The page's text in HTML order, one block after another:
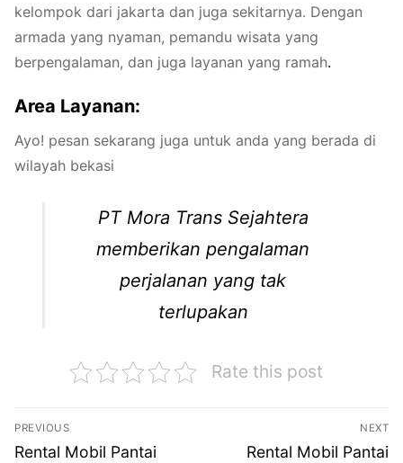
kelompok dari jakarta dan juga sekitarnya. Dengan
armada yang nyaman, pemandu wisata yang
berpengalaman, dan juga layanan yang ramah.
Area Layanan:
Ayo! pesan sekarang juga untuk anda yang berada di
wilayah bekasi
PT Mora Trans Sejahtera
memberikan pengalaman
perjalanan yang tak
terlupakan
Rate this post
Navigasi
pos
PREVIOUS
Previous
Rental Mobil Pantai
NEXT
Next
Rental Mobil Pantai